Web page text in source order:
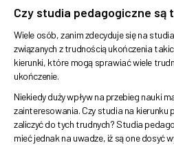
Czy studia pedagogiczne są
Wiele osób, zanim zdecyduje się na
związanych z trudnością ukończenia
kierunki, które mogą sprawiać wiele
ukończenie.
Niekiedy duży wpływ na przebieg nauki
zainteresowania. Czy studia na kierunku
zaliczyć do tych trudnych? Studia
mieć jednak na uwadze, iż są one dosyć